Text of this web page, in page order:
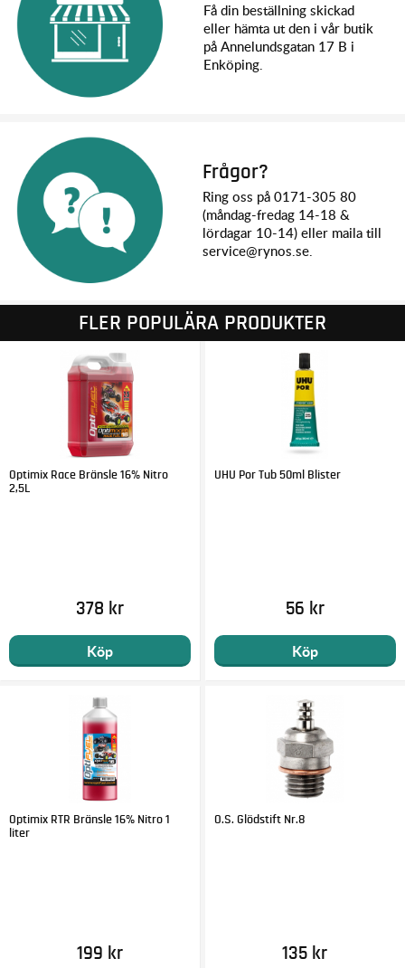
Få din beställning skickad
eller hämta ut den i vår butik
på Annelundsgatan 17 B i
Enköping.
Frågor?
Ring oss på 0171-305 80
(måndag-fredag 14-18 &
lördagar 10-14) eller maila till
service@rynos.se.
FLER POPULÄRA PRODUKTER
Optimix Race Bränsle 16% Nitro
2,5L
378 kr
Köp
UHU Por Tub 50ml Blister
56 kr
Köp
Optimix RTR Bränsle 16% Nitro 1
liter
199 kr
O.S. Glödstift Nr.8
135 kr